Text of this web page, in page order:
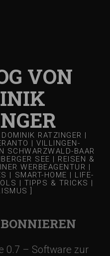
VON
RATZINGER |
| VILLINGEN-
SCHWARZWALD-BAAR
SEE | REISEN &
WERBEAGENTUR |
| SMART-HOME | LIFE-
| TIPPS & TRICKS |
]
0.7 – Software zur